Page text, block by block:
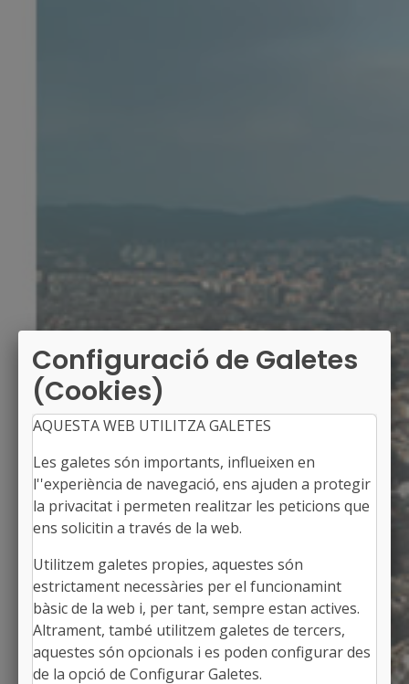
PEDRET I MARZÀ
Alcaldessa: Xènia Ijsselstein Berta
L'Alt Empordà, Girona
Població: 208
Superfície: 8,51 km2
http://www.pedret-marza.cat
Configuració de Galetes
(Cookies)
AQUESTA WEB UTILITZA GALETES
Les galetes són importants, influeixen en
l''experiència de navegació, ens ajuden a protegir
la privacitat i permeten realitzar les peticions que
ens solicitin a través de la web.
Utilitzem galetes propies, aquestes són
estrictament necessàries per el funcionamint
bàsic de la web i, per tant, sempre estan actives.
Altrament, també utilitzem galetes de tercers,
aquestes són opcionals i es poden configurar des
de la opció de Configurar Galetes.